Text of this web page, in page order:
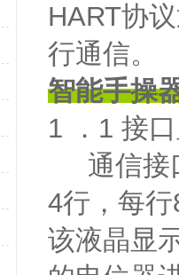
HART协
行通信。
智能手操
1 ．1 接
通信接
4行，每
该液晶显